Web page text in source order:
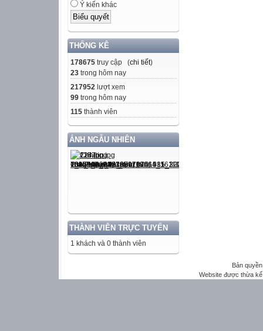
Ý kiến khác
THỐNG KÊ
178675 truy cập (chi tiết)
23 trong hôm nay
217952 lượt xem
99 trong hôm nay
115 thành viên
ẢNH NGẪU NHIÊN
THÀNH VIÊN TRỰC TUYẾN
1 khách và 0 thành viên
Bản
Website được thừa